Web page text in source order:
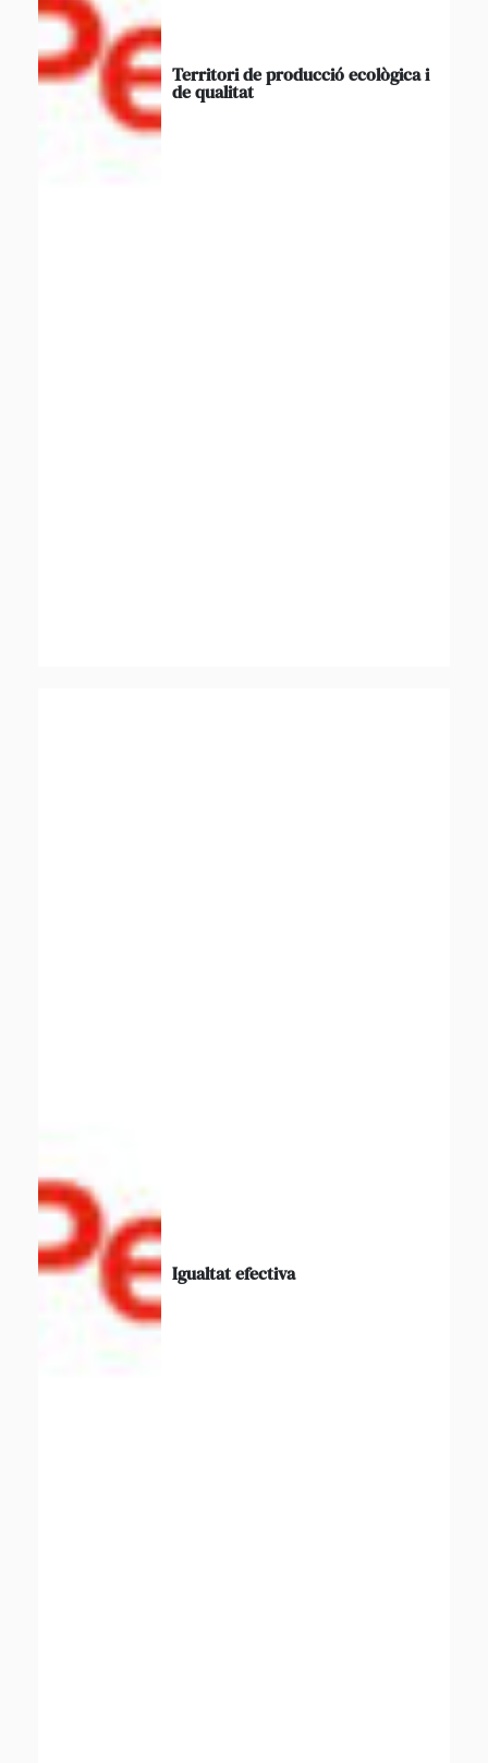
Territori de producció ecològica i
de qualitat
Igualtat efectiva